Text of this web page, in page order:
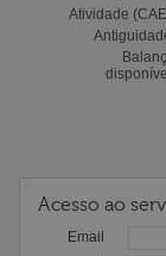
Atividade
Acesso ao
Email